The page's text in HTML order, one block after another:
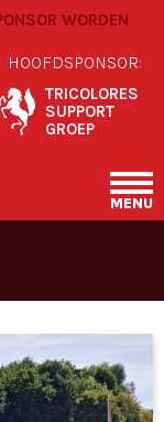
WORDEN
HOOFDSPONSOR:
TRICOLORES
SUPPORT
GROEP
MENU